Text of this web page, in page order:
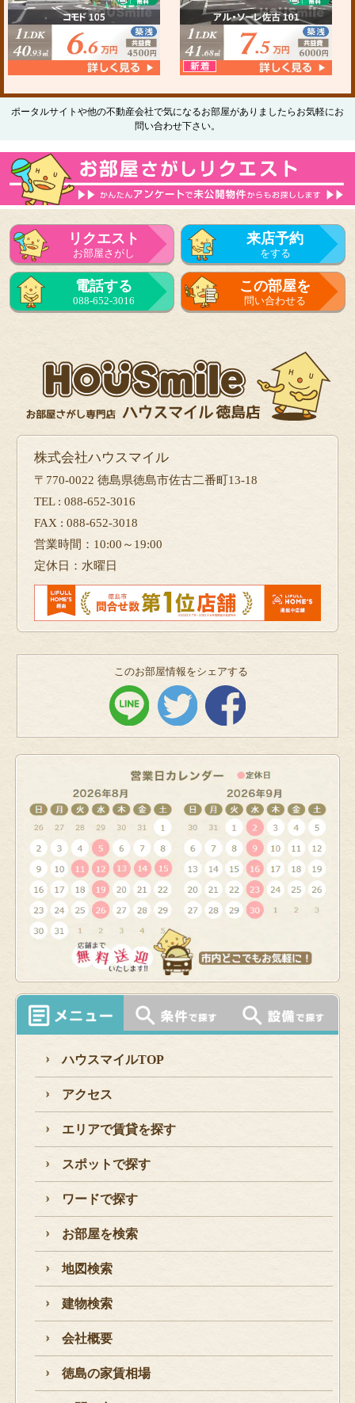
ポータルサイトや他の不動産会社で気になるお部屋がありましたらお気軽にお
問い合わせ下さい。
リクエスト
お部屋さがし
来店予約
をする
電話する
088-652-3016
この部屋を
問い合わせる
株式会社ハウスマイル
〒770-0022 徳島県徳島市佐古二番町13-18
TEL : 088-652-3016
FAX : 088-652-3018
営業時間：10:00～19:00
定休日：水曜日
このお部屋情報をシェアする
ハウスマイルTOP
アクセス
エリアで賃貸を探す
スポットで探す
ワードで探す
お部屋を検索
地図検索
建物検索
会社概要
徳島の家賃相場